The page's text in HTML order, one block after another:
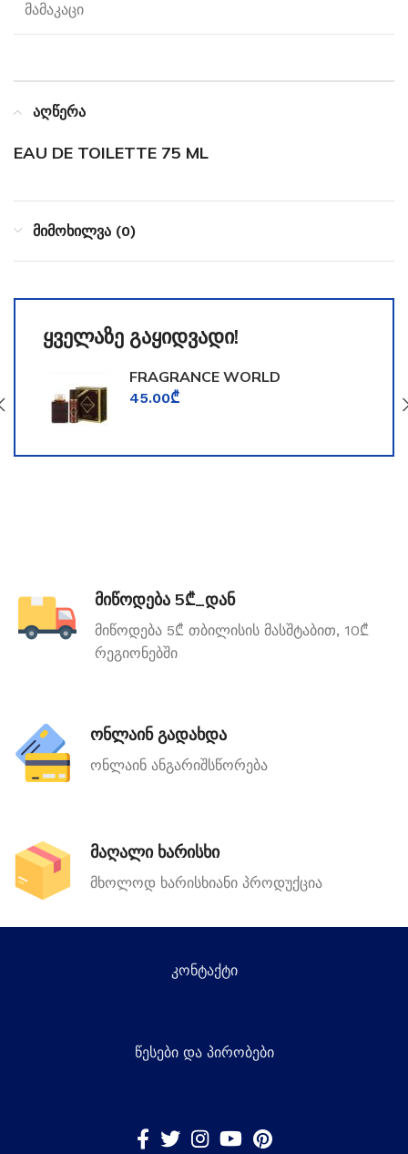
მამაკაცი
აღწერა
EAU DE TOILETTE 75 ML
მიმოხილვა (0)
ყველაზე გაყიდვადი!
FRAGRANCE WORLD
TOOMFORD
45.00₾
მიწოდება 5₾_დან
მიწოდება 5₾ თბილისის მასშტაბით, 10₾
რეგიონებში
ონლაინ გადახდა
ონლაინ ანგარიშსწორება
მაღალი ხარისხი
მხოლოდ ხარისხიანი პროდუქცია
კონტაქტი
წესები და პირობები